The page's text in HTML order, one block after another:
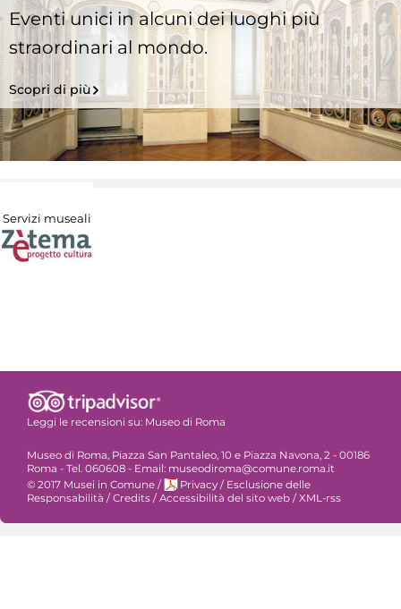
Eventi unici in alcuni dei luoghi più
straordinari al mondo.
Scopri di più
Servizi museali
Leggi le recensioni su: Museo di Roma
Museo di Roma, Piazza San Pantaleo, 10 e Piazza Navona, 2 - 00186
Roma - Tel. 060608 - Email: museodiroma@comune.roma.it
© 2017 Musei in Comune / Privacy / Esclusione delle
Responsabilità / Credits / Accessibilità del sito web / XML-rss